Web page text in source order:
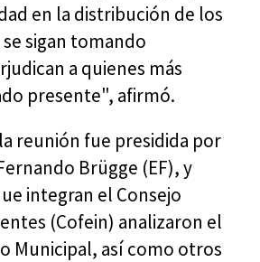
en la distribución de los
sigan tomando
a quienes más
presente", afirmó.
reunión fue presidida por
Brügge (EF), y
integran el Consejo
(Cofein) analizaron el
Municipal, así como otros